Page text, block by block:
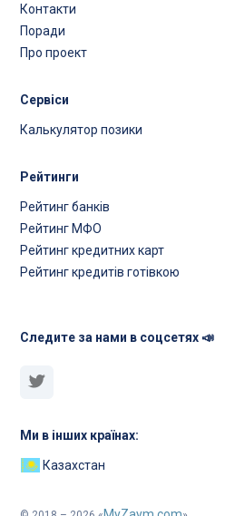
Контакти
Поради
Про проект
Сервіси
Калькулятор позики
Рейтинги
Рейтинг банків
Рейтинг МФО
Рейтинг кредитних карт
Рейтинг кредитів готівкою
Следите за нами в соцсетях 📣
Ми в інших країнах:
Казахстан